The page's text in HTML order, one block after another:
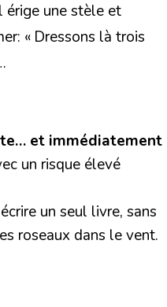
érige une stèle et
« Dressons là trois
et immédiatement
un risque élevé
un seul livre, sans
roseaux dans le vent.